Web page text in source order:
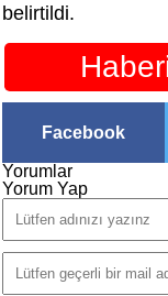
belirtildi.
Facebook
Yorumlar
Yorum Yap